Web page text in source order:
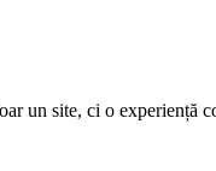
un site, ci o